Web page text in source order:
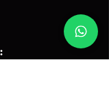
avarias,
a integridade